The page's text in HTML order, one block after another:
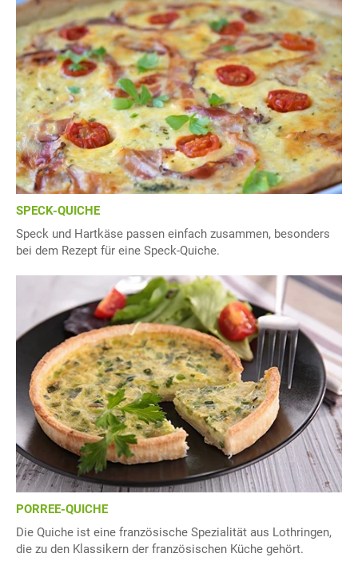
SPECK-QUICHE
Speck und Hartkäse passen einfach zusammen, besonders
bei dem Rezept für eine Speck-Quiche.
PORREE-QUICHE
Die Quiche ist eine französische Spezialität aus Lothringen,
die zu den Klassikern der französischen Küche gehört.